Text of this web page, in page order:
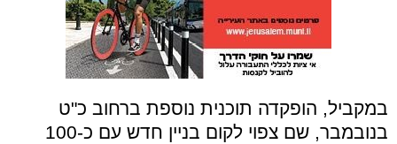
במקביל, הופקדה תוכנית נוספת ברחוב כ"ט
בנובמבר, שם צפוי לקום בניין חדש עם כ-100